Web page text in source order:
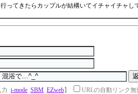
ってきたらカップルが結構いてイチャイチャ
力 i-mode SBM EZweb】 URLの自動リンク無